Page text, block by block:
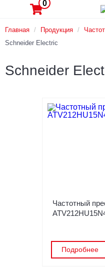
0
Главная / Продукция /
Schneider Electric
Schneider
Частотный
Подробнее